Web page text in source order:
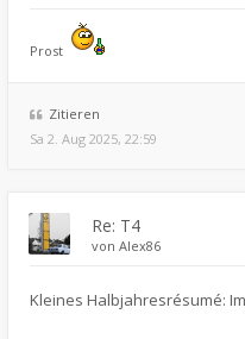
Prost
Zitieren
Sa 2. Aug 2025, 22:59
Re: T4
von Alex86
Kleines Halbjahresrésumé: